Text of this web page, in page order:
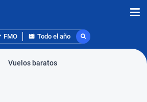
FMO Todo el año
Vuelos baratos